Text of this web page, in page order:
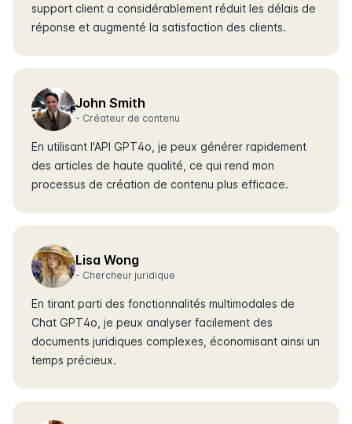
support client a considérablement réduit les délais de
réponse et augmenté la satisfaction des clients.
John Smith
- Créateur de contenu
En utilisant l'API GPT4o, je peux générer rapidement
des articles de haute qualité, ce qui rend mon
processus de création de contenu plus efficace.
Lisa Wong
- Chercheur juridique
En tirant parti des fonctionnalités multimodales de
Chat GPT4o, je peux analyser facilement des
documents juridiques complexes, économisant ainsi un
temps précieux.